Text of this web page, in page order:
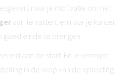
naar je motivatie om het
aan te vatten, en naar je kansen
einde te brengen.
aan de start. En je vermijdt
in de loop van de opleiding.